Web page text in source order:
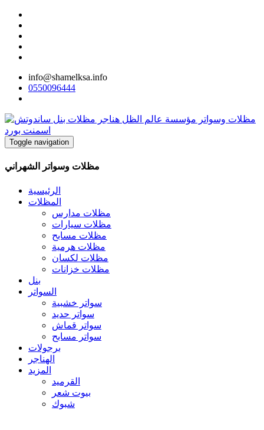
info@shamelksa.info
0550096444
Toggle navigation
مظلات وسواتر الشهراني
الرئيسية
المظلات
مظلات مدارس
مظلات سيارات
مظلات مسابح
مظلات هرمية
مظلات لكسان
مظلات خزانات
بنل
السواتر
سواتر خشبية
سواتر حديد
سواتر قماش
سواتر مسابح
برجولات
الهناجر
المزيد
القرميد
بيوت شعر
شبوك